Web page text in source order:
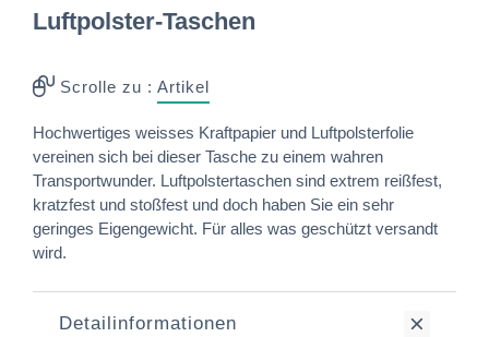
Luftpolster-Taschen
Scrolle zu : Artikel
Hochwertiges weisses Kraftpapier und Luftpolsterfolie
vereinen sich bei dieser Tasche zu einem wahren
Transportwunder. Luftpolstertaschen sind extrem reißfest,
kratzfest und stoßfest und doch haben Sie ein sehr
geringes Eigengewicht. Für alles was geschützt versandt
wird.
Detailinformationen